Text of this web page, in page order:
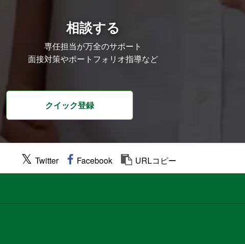
相談する
専任担当が万全のサポート
面接対策やポートフォリオ指導など
クイック登録
Twitter Facebook URLコピー